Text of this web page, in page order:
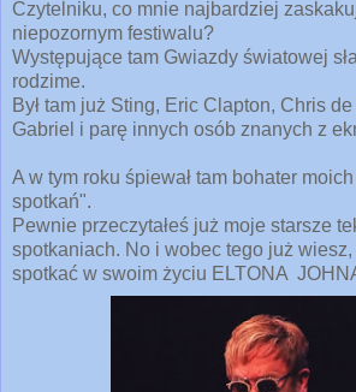
Czytelniku, co mnie najbardziej
niepozornym festiwalu?
Występujące tam Gwiazdy światowej
rodzime.
Był tam już Sting, Eric Clapton, Chris
Gabriel i parę innych osób znanych z
A w tym roku śpiewał tam bohater
spotkań".
Pewnie przeczytałeś już moje starsze
spotkaniach. No i wobec tego już wiesz,
spotkać w swoim życiu ELTONA